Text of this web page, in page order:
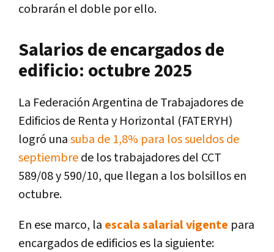
cobrarán el doble por ello.
Salarios de encargados de
edificio: octubre 2025
La Federación Argentina de Trabajadores de
Edificios de Renta y Horizontal (FATERYH)
logró unasuba de 1,8% para los sueldos de
septiembrede los trabajadores del CCT
589/08 y 590/10, que llegan a los bolsillos en
octubre.
En ese marco, la escala salarial vigente para
encargados de edificios es la siguiente: